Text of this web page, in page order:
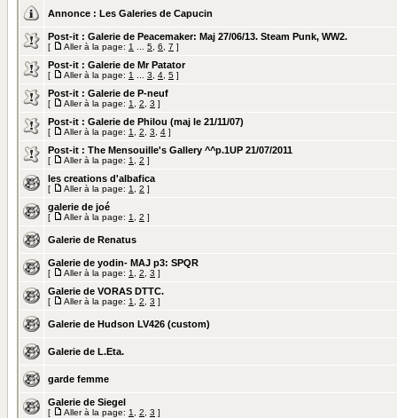
Annonce : Les Galeries de Capucin
Post-it : Galerie de Peacemaker: Maj 27/06/13. Steam Punk, WW2.
[ Aller à la page: 1 5 6 7 ]
Post-it : Galerie de Mr Patator
[ Aller à la page: 1 3 4 5 ]
Post-it : Galerie de P-neuf
[ Aller à la page: 1 2 3 ]
Post-it : Galerie de Philou (maj le 21/11/07)
[ Aller à la page: 1 2 3 4 ]
Post-it : The Mensouille's Gallery ^^p.1UP 21/07/2011
[ Aller à la page: 1 2 ]
les creations d'albafica
[ Aller à la page: 1 2 ]
galerie de joé
[ Aller à la page: 1 2 ]
Galerie de Renatus
Galerie de yodin- MAJ p3: SPQR
[ Aller à la page: 1 2 3 ]
Galerie de VORAS DTTC.
[ Aller à la page: 1 2 3 ]
Galerie de Hudson LV426 (custom)
Galerie de L.Eta.
garde femme
Galerie de Siegel
[ Aller à la page: 1 2 3 ]